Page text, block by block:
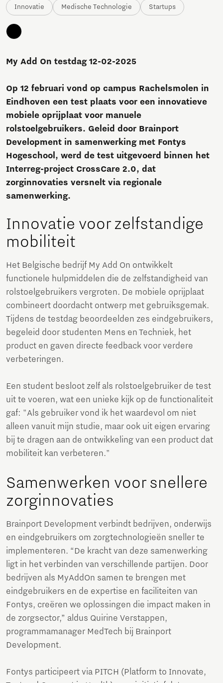
Innovatie Medische Technologie Startups
My Add On testdag 12-02-2025
Op 12 februari vond op campus Rachelsmolen in
Eindhoven een test plaats voor een innovatieve
mobiele oprijplaat voor manuele
rolstoelgebruikers. Geleid door Brainport
Development in samenwerking met Fontys
Hogeschool, werd de test uitgevoerd binnen het
Interreg-project CrossCare 2.0, dat
zorginnovaties versnelt via regionale
samenwerking.
Innovatie voor zelfstandige
mobiliteit
Het Belgische bedrijf My Add On ontwikkelt
functionele hulpmiddelen die de zelfstandigheid van
rolstoelgebruikers vergroten. De mobiele oprijplaat
combineert doordacht ontwerp met gebruiksgemak.
Tijdens de testdag beoordeelden zes eindgebruikers,
begeleid door studenten Mens en Techniek, het
product en gaven directe feedback voor verdere
verbeteringen.
Een student besloot zelf als rolstoelgebruiker de test
uit te voeren, wat een unieke kijk op de functionaliteit
gaf: "Als gebruiker vond ik het waardevol om niet
alleen vanuit mijn studie, maar ook uit eigen ervaring
bij te dragen aan de ontwikkeling van een product dat
mobiliteit kan verbeteren."
Samenwerken voor snellere
zorginnovaties
Brainport Development verbindt bedrijven, onderwijs
en eindgebruikers om zorgtechnologieën sneller te
implementeren. “De kracht van deze samenwerking
ligt in het verbinden van verschillende partijen. Door
bedrijven als MyAddOn samen te brengen met
eindgebruikers en de expertise en faciliteiten van
Fontys, creëren we oplossingen die impact maken in
de zorgsector,” aldus Quirine Verstappen,
programmamanager MedTech bij Brainport
Development.
Fontys participeert via PITCH (Platform to Innovate,